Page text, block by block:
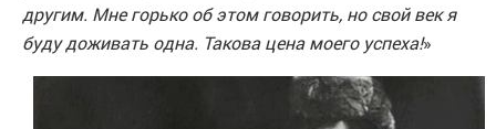
другим. Мне горько об этом говорить, но свой век я
буду доживать одна. Такова цена моего успеха!»